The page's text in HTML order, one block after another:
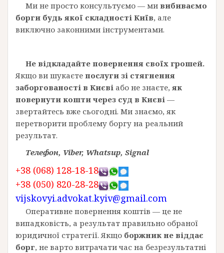
Ми не просто консультуємо — ми вибиваємо
борги будь якої складності Київ, але
виключно законними інструментами.
Не відкладайте повернення своїх грошей.
Якщо ви шукаєте послуги зі стягнення
заборгованості в Києві або не знаєте, як
повернути кошти через суд в Києві —
звертайтесь вже сьогодні. Ми знаємо, як
перетворити проблему боргу на реальний
результат.
Телефон, Viber, Whatsup, Signal
+38 (068) 128-18-18
+38 (050) 820-28-28
vijskovyi.advokat.kyiv@gmail.com
Оперативне повернення коштів — це не
випадковість, а результат правильно обраної
юридичної стратегії. Якщо боржник не віддає
борг, не варто витрачати час на безрезультатні